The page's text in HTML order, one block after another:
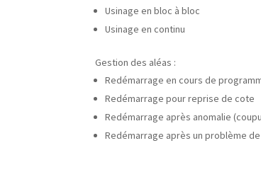
Usinage en bloc à bloc
Usinage en continu
Gestion des aléas :
Redémarrage en cours de
Redémarrage pour reprise de cote
Redémarrage après anomalie
Redémarrage après un problème